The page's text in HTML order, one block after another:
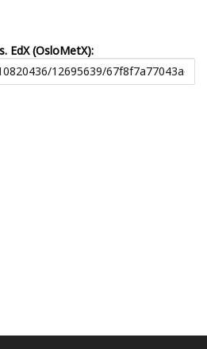
EdX (OsloMetX):